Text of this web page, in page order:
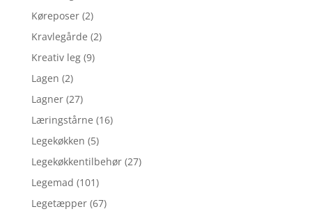
Køreposer (2)
Kravlegårde (2)
Kreativ leg (9)
Lagen (2)
Lagner (27)
Læringstårne (16)
Legekøkken (5)
Legekøkkentilbehør (27)
Legemad (101)
Legetæpper (67)